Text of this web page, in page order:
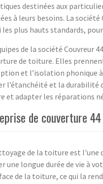
destinées aux
à leurs besoins. La
les plus hauts standards,
de la société Couvreur
de toiture. Elles
et l’isolation phonique
l’étanchéité et la
et adapter les réparations
de couverture
de la toiture est l'une
une longue durée de vie à
de la toiture, ce qui la